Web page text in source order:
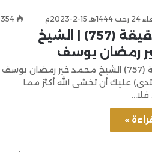
15-2-2023م 354
خطوط دقيقة (757) | الشيخ
رمضان يوسف
خطوط دقيقة (757) الشيخ محمد خير رمضان يوسف
عليك أن تخشى الله أكثرَ مما
»